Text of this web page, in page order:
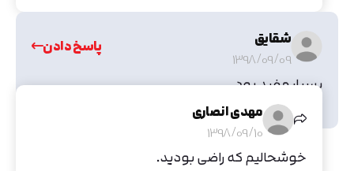
شقایق
1398/09/09
پاسخ دادن
بسیار مفید بود
خیلی خیلی متشکرم
مهدی انصاری
1398/09/10
خوشحالیم که راضی بودید.